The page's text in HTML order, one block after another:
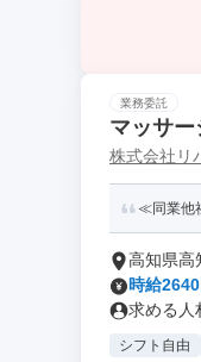
業務委託
マッサ
株式会社リ
≪同業他
高知県高
時給
求める人
シフト自由